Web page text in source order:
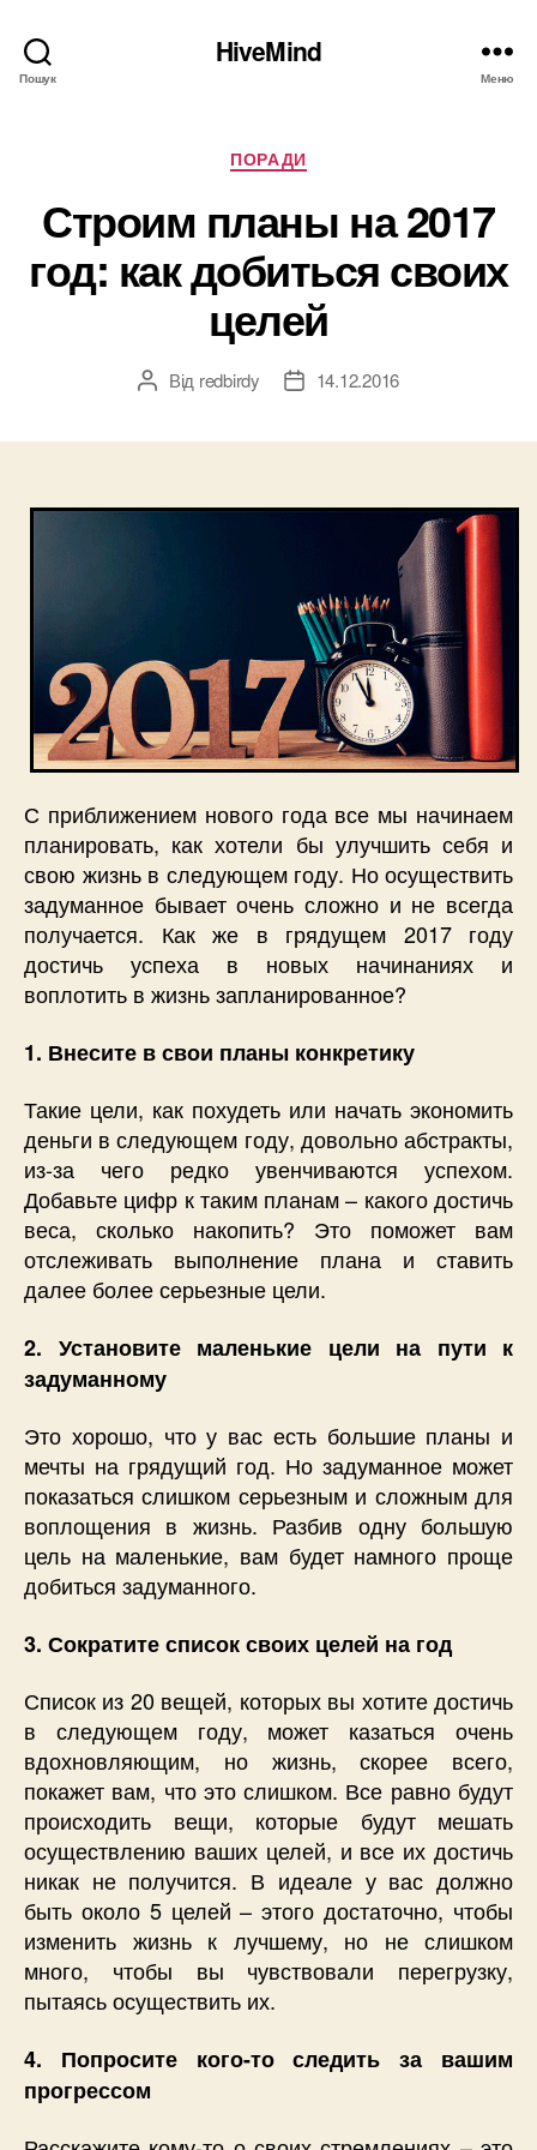
Пошук
HiveMind
Меню
Категорії
ПОРАДИ
Строим планы на 2017
год: как добиться своих
целей
Автор
Від redbirdy
Дата14.12.2016
С приближением нового года все мы начинаем
планировать, как хотели бы улучшить себя и
свою жизнь в следующем году. Но осуществить
задуманное бывает очень сложно и не всегда
получается. Как же в грядущем 2017 году
достичь успеха в новых начинаниях и
воплотить в жизнь запланированное?
1. Внесите в свои планы конкретику
Такие цели, как похудеть или начать экономить
деньги в следующем году, довольно абстракты,
из-за чего редко увенчиваются успехом.
Добавьте цифр к таким планам – какого достичь
веса, сколько накопить? Это поможет вам
отслеживать выполнение плана и ставить
далее более серьезные цели.
2. Установите маленькие цели на пути к
задуманному
Это хорошо, что у вас есть большие планы и
мечты на грядущий год. Но задуманное может
показаться слишком серьезным и сложным для
воплощения в жизнь. Разбив одну большую
цель на маленькие, вам будет намного проще
добиться задуманного.
3. Сократите список своих целей на год
Список из 20 вещей, которых вы хотите достичь
в следующем году, может казаться очень
вдохновляющим, но жизнь, скорее всего,
покажет вам, что это слишком. Все равно будут
происходить вещи, которые будут мешать
осуществлению ваших целей, и все их достичь
никак не получится. В идеале у вас должно
быть около 5 целей – этого достаточно, чтобы
изменить жизнь к лучшему, но не слишком
много, чтобы вы чувствовали перегрузку,
пытаясь осуществить их.
4. Попросите кого-то следить за вашим
прогрессом